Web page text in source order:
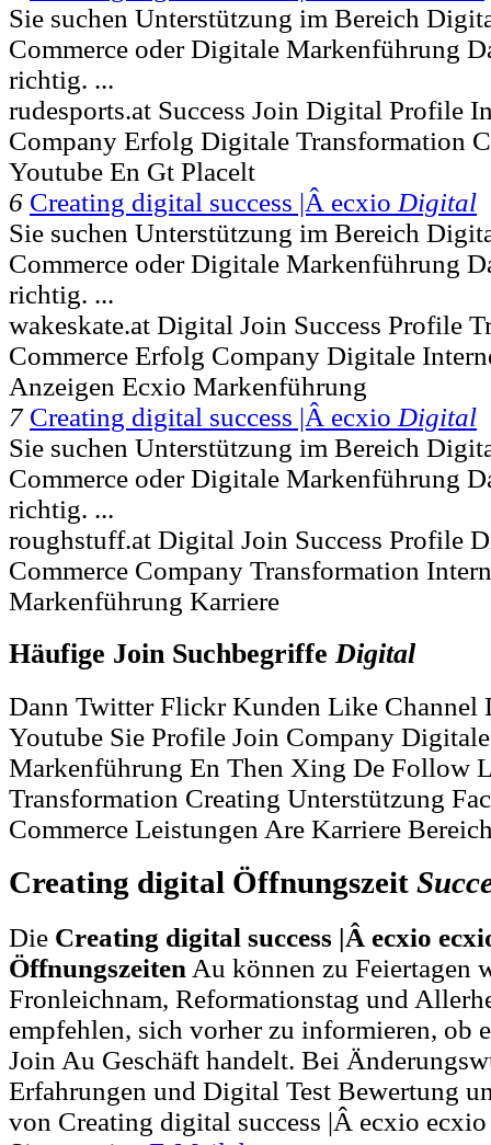
Sie suchen Unterstützung im Bereich
Commerce oder Digitale Markenführung
richtig. ...
rudesports.at Success Join Digital Profile
Company Erfolg Digitale Transformation
Youtube En Gt Placelt
6 Creating digital success |Â ecxio Digital
Sie suchen Unterstützung im Bereich
Commerce oder Digitale Markenführung
richtig. ...
wakeskate.at Digital Join Success Profile
Commerce Erfolg Company Digitale
Anzeigen Ecxio Markenführung
7 Creating digital success |Â ecxio Digital
Sie suchen Unterstützung im Bereich
Commerce oder Digitale Markenführung
richtig. ...
roughstuff.at Digital Join Success Profile
Commerce Company Transformation
Markenführung Karriere
Häufige Join SuchbegriffeDigital
Dann Twitter Flickr Kunden Like Channel
Youtube Sie Profile Join Company
Markenführung En Then Xing De Follow
Transformation Creating Unterstützung
Commerce Leistungen Are Karriere
Creating digital Öffnungszeit
Die Creating digital success |Â ecxio
Öffnungszeiten Au können zu Feiertagen
Fronleichnam, Reformationstag und
empfehlen, sich vorher zu informieren, ob
Join Au Geschäft handelt. Bei
Erfahrungen und Digital Test Bewertung
von Creating digital success |Â ecxio